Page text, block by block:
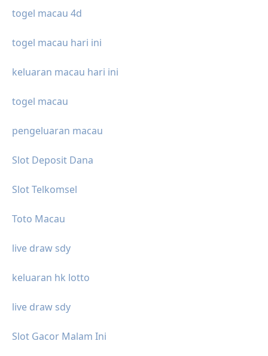
togel macau 4d
togel macau hari ini
keluaran macau hari ini
togel macau
pengeluaran macau
Slot Deposit Dana
Slot Telkomsel
Toto Macau
live draw sdy
keluaran hk lotto
live draw sdy
Slot Gacor Malam Ini